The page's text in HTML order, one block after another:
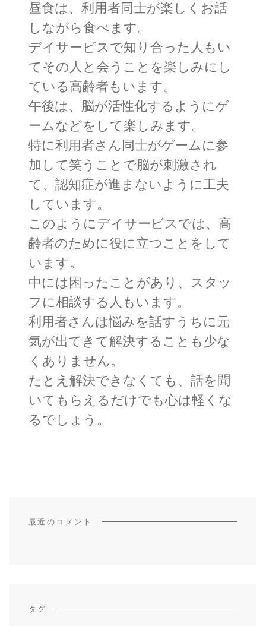
昼食は、利用者同士が楽しくお話
しながら食べます。
デイサービスで知り合った人もい
てその人と会うことを楽しみにし
ている高齢者もいます。
午後は、脳が活性化するようにゲ
ームなどをして楽しみます。
特に利用者さん同士がゲームに参
加して笑うことで脳が刺激され
て、認知症が進まないように工夫
しています。
このようにデイサービスでは、高
齢者のために役に立つことをして
います。
中には困ったことがあり、スタッ
フに相談する人もいます。
利用者さんは悩みを話すうちに元
気が出てきて解決することも少な
くありません。
たとえ解決できなくても、話を聞
いてもらえるだけでも心は軽くな
るでしょう。
最近のコメント
タグ